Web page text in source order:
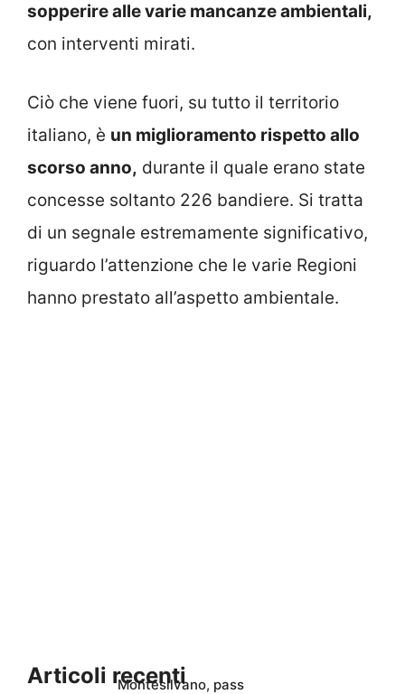
sopperire alle varie mancanze ambientali,
con interventi mirati.
Ciò che viene fuori, su tutto il territorio
italiano, è un miglioramento rispetto allo
scorso anno, durante il quale erano state
concesse soltanto 226 bandiere. Si tratta
di un segnale estremamente significativo,
riguardo l’attenzione che le varie Regioni
hanno prestato all’aspetto ambientale.
Articoli recenti
Montesilvano, pass